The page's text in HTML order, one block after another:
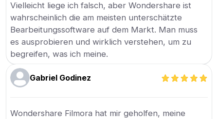
Vielleicht liege ich falsch, aber Wondershare ist
wahrscheinlich die am meisten unterschätzte
Bearbeitungssoftware auf dem Markt. Man muss
es ausprobieren und wirklich verstehen, um zu
begreifen, was ich meine.
Gabriel Godinez
Wondershare Filmora hat mir geholfen, meine